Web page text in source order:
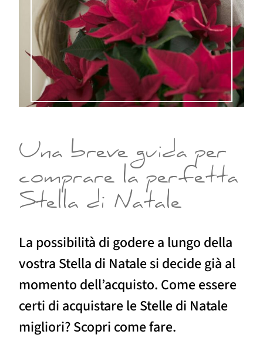
Una breve guida per
comprare la perfetta
Stella di Natale
La possibilità di godere a lungo della
vostra Stella di Natale si decide già al
momento dell’acquisto. Come essere
certi di acquistare le Stelle di Natale
migliori? Scopri come fare.